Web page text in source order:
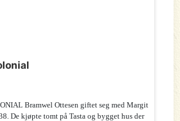
Bramwel Ottesen giftet seg med Margit
De kjøpte tomt på Tasta og bygget hus der